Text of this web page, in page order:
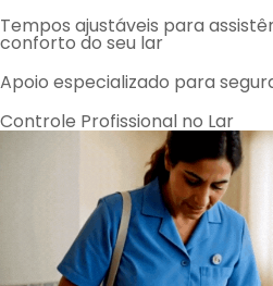
Tempos ajustáveis para
conforto do seu lar
Apoio especializado para
Controle Profissional no Lar